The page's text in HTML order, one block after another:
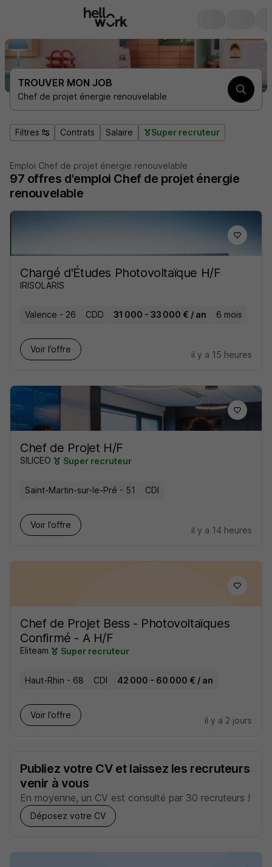
TROUVER MON JOB
Chef de projet énergie renouvelable
Filtres Contrats Salaire Super recruteur
Emploi Chef de projet énergie renouvelable
97 offres d'emploi Chef de projet énergie
renouvelable
Chargé d'Études Photovoltaïque H/F
IRISOLARIS
Valence - 26 CDD 31 000 - 33 000 € / an 6 mois
Voir l’offre
il y a 15 heures
Chef de Projet H/F
SILICEO Super recruteur
Saint-Martin-sur-le-Pré - 51 CDI
Voir l’offre
il y a 14 heures
Chef de Projet Bess - Photovoltaïques
Confirmé - A H/F
Eliteam Super recruteur
Haut-Rhin - 68 CDI 42 000 - 60 000 € / an
Voir l’offre
il y a 2 jours
Publiez votre CV et laissez les recruteurs
venir à vous
En moyenne, un CV est consulté par 30 recruteurs !
Déposez votre CV